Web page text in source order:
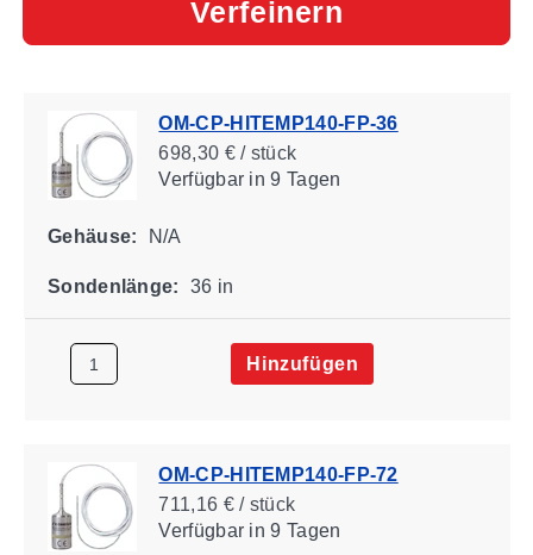
Verfeinern
OM-CP-HITEMP140-FP-36
698,30 € / stück
Verfügbarin 9 Tagen
Gehäuse: N/A
Sondenlänge: 36 in
Hinzufügen
OM-CP-HITEMP140-FP-72
711,16 € / stück
Verfügbarin 9 Tagen